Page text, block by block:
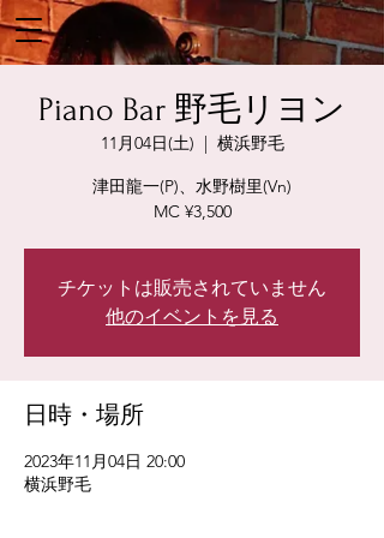
Piano Bar 野毛リヨン
11月04日(土)
  |
横浜野毛
津田龍一(P)、水野樹里(Vn)
MC ¥3,500
チケットは販売されていません
他のイベントを見る
日時・場所
2023年11月04日 20:00
横浜野毛